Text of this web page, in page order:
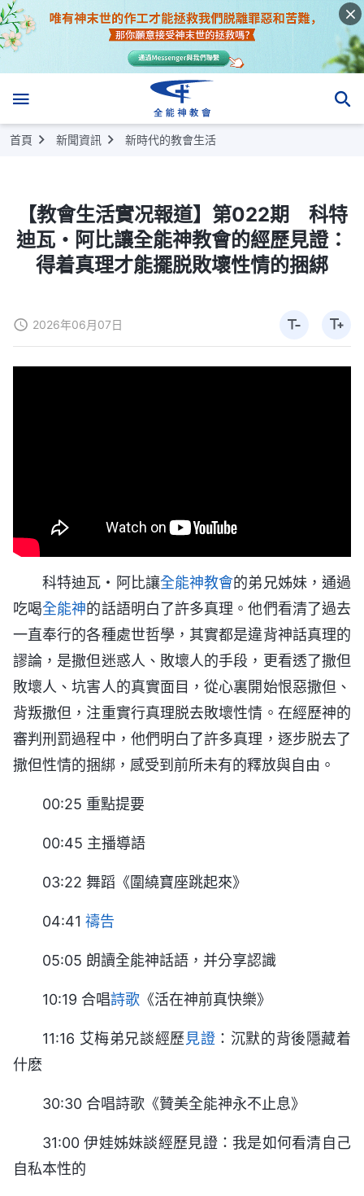
首頁 新聞資訊 新時代的教會生活
【教會生活實况報道】第022期 科特
迪瓦・阿比讓全能神教會的經歷見證：
得着真理才能擺脱敗壞性情的捆綁
2026年06月07日
科特迪瓦・阿比讓全能神教會的弟兄姊妹，通過
吃喝全能神的話語明白了許多真理。他們看清了過去
一直奉行的各種處世哲學，其實都是違背神話真理的
謬論，是撒但迷惑人、敗壞人的手段，更看透了撒但
敗壞人、坑害人的真實面目，從心裏開始恨惡撒但、
背叛撒但，注重實行真理脱去敗壞性情。在經歷神的
審判刑罰過程中，他們明白了許多真理，逐步脱去了
撒但性情的捆綁，感受到前所未有的釋放與自由。
00:25 重點提要
00:45 主播導語
03:22 舞蹈《圍繞寶座跳起來》
04:41 禱告
05:05 朗讀全能神話語，并分享認識
10:19 合唱詩歌 《活在神前真快樂》
11:16 艾梅弟兄談經歷 見證 ：沉默的背後隱藏着
什麽
30:30 合唱詩歌《贊美全能神永不止息》
31:00 伊娃姊妹談經歷見證：我是如何看清自己
自私本性的